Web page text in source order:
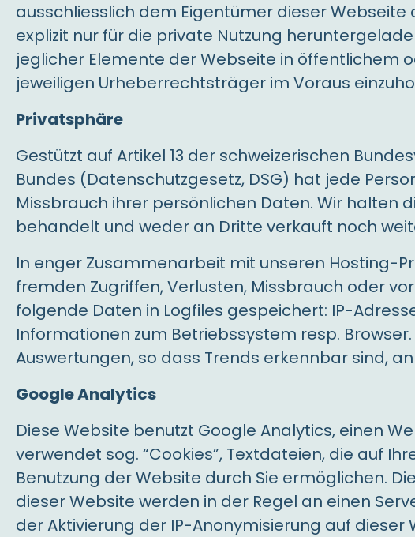
ausschliesslich dem Eigentümer dieser
explizit nur für die private Nutzung
jeglicher Elemente der Webseite in öffentlichem
jeweiligen Urheberrechtsträger im Voraus
Privatsphäre
Gestützt auf Artikel 13 der schweizerischen
Bundes (Datenschutzgesetz, DSG) hat jede
Missbrauch ihrer persönlichen Daten. Wir halten
behandelt und weder an Dritte verkauft noch
In enger Zusammenarbeit mit unseren Hosting-
fremden Zugriffen, Verlusten, Missbrauch oder
folgende Daten in Logfiles gespeichert: IP-
Informationen zum Betriebssystem resp.
Auswertungen, so dass Trends erkennbar sind,
Google Analytics
Diese Website benutzt Google Analytics, einen
verwendet sog. “Cookies”, Textdateien, die auf
Benutzung der Website durch Sie ermöglichen.
dieser Website werden in der Regel an einen
der Aktivierung der IP-Anonymisierung auf